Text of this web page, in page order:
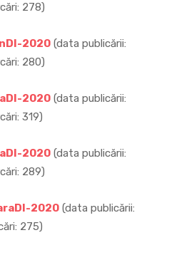
278)
2020 (data publicării:
280)
2020 (data publicării:
319)
2020 (data publicării:
289)
2020 (data publicării:
275)